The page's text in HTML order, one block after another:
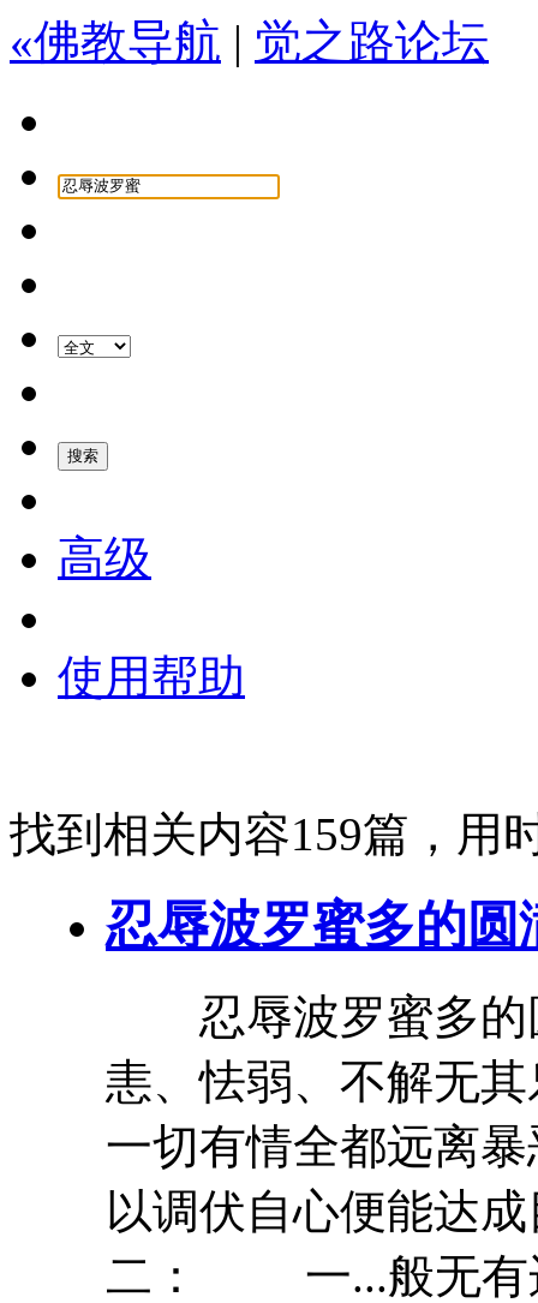
«佛教导航 | 觉之路论坛
高级
使用帮助
找到相关内容159篇，用
忍辱波罗蜜多的圆
忍辱波罗蜜多
恚、怯弱、不解无
一切有情全都远离
以调伏自心便能
二： 一...般无有